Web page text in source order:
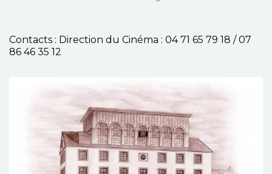
Contacts : Direction du Cinéma : 04 71 65 79 18 / 07
86 46 35 12